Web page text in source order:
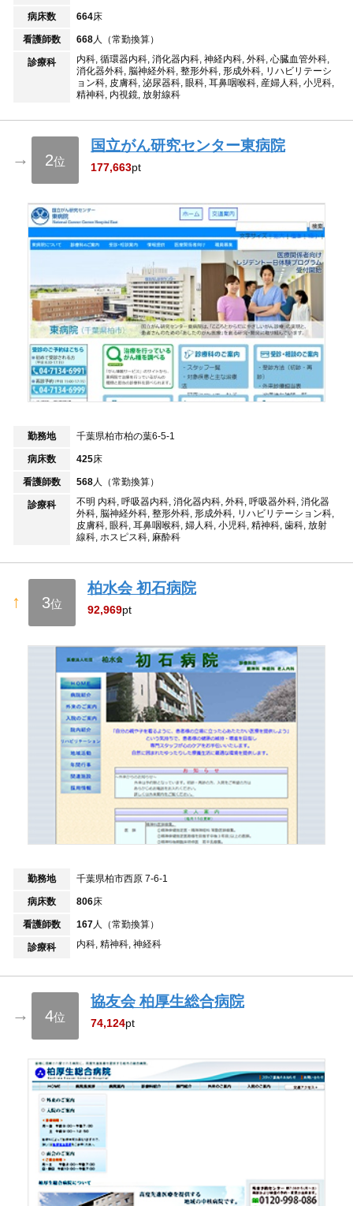
病床数 664床
看護師数 668人（常勤換算）
診療科
内科, 循環器内科, 消化器内科, 神経内科, 外科, 心臓血管外科,
消化器外科, 脳神経外科, 整形外科, 形成外科, リハビリテーシ
ョン科, 皮膚科, 泌尿器科, 眼科, 耳鼻咽喉科, 産婦人科, 小児科,
精神科, 内視鏡, 放射線科
→ 2位
国立がん研究センター東病院
177,663pt
勤務地 千葉県柏市柏の葉6-5-1
病床数 425床
看護師数 568人（常勤換算）
診療科
不明 内科, 呼吸器内科, 消化器内科, 外科, 呼吸器外科, 消化器
外科, 脳神経外科, 整形外科, 形成外科, リハビリテーション科,
皮膚科, 眼科, 耳鼻咽喉科, 婦人科, 小児科, 精神科, 歯科, 放射
線科, ホスピス科, 麻酔科
↑ 3位
柏水会 初石病院
92,969pt
勤務地 千葉県柏市西原 7-6-1
病床数 806床
看護師数 167人（常勤換算）
診療科 内科, 精神科, 神経科
→ 4位
協友会 柏厚生総合病院
74,124pt